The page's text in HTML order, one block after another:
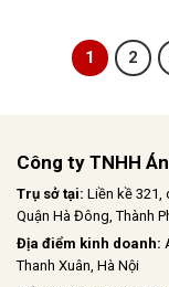
1 2
Công ty TNHH
Trụ sở tại: Liền kề 321,
Quận Hà Đông, Thành
Địa điểm kinh doanh:
Thanh Xuân, Hà Nội